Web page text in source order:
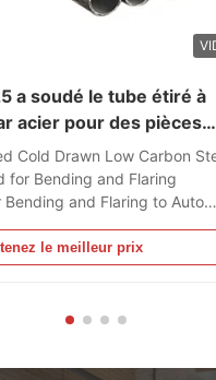
a soudé le tube étiré à
acier pour des pièces
Cold Drawn Low Carbon
for Bending and Flaring
and Flaring to Auto
to customer Order
Steel Manufacture and
le meilleur prix